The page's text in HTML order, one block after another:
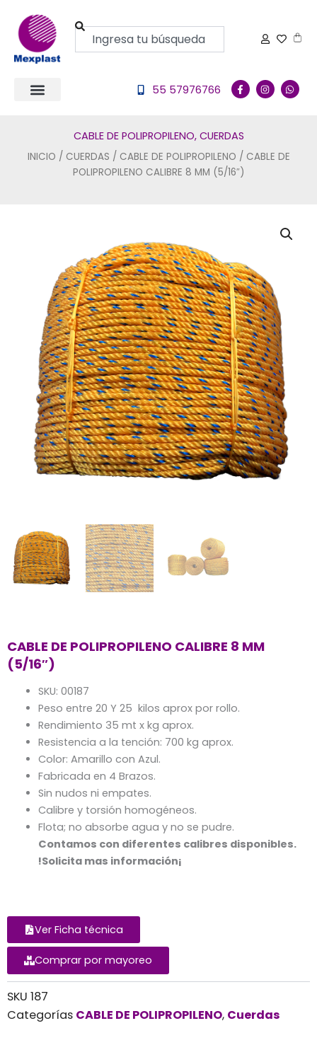
contenido
Buscar
55 57976766 F
a
c
o
o
k
-
f
I
n
s
m
W
h
a
CABLE DE POLIPROPILENO, CUERDAS
INICIO / CUERDAS / CABLE DE POLIPROPILENO / CABLE DE
POLIPROPILENO CALIBRE 8 MM (5/16″)
CABLE DE POLIPROPILENO CALIBRE 8 MM
(5/16″)
SKU: 00187
Peso entre 20 Y 25 kilos aprox por rollo.
Rendimiento 35 mt x kg aprox.
Resistencia a la tención: 700 kg aprox.
Color: Amarillo con Azul.
Fabricada en 4 Brazos.
Sin nudos ni empates.
Calibre y torsión homogéneos.
Flota; no absorbe agua y no se pudre.
Contamos con diferentes calibres disponibles.
!Solicita mas información¡
Ver Ficha técnica
Comprar por mayoreo
SKU 187
Categorías CABLE DE POLIPROPILENO, Cuerdas